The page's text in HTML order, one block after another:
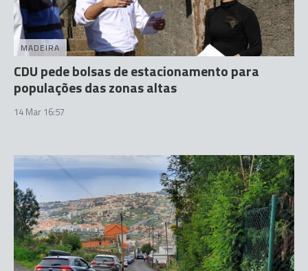
MADEIRA
CDU pede bolsas de estacionamento para
populações das zonas altas
14 Mar 16:57